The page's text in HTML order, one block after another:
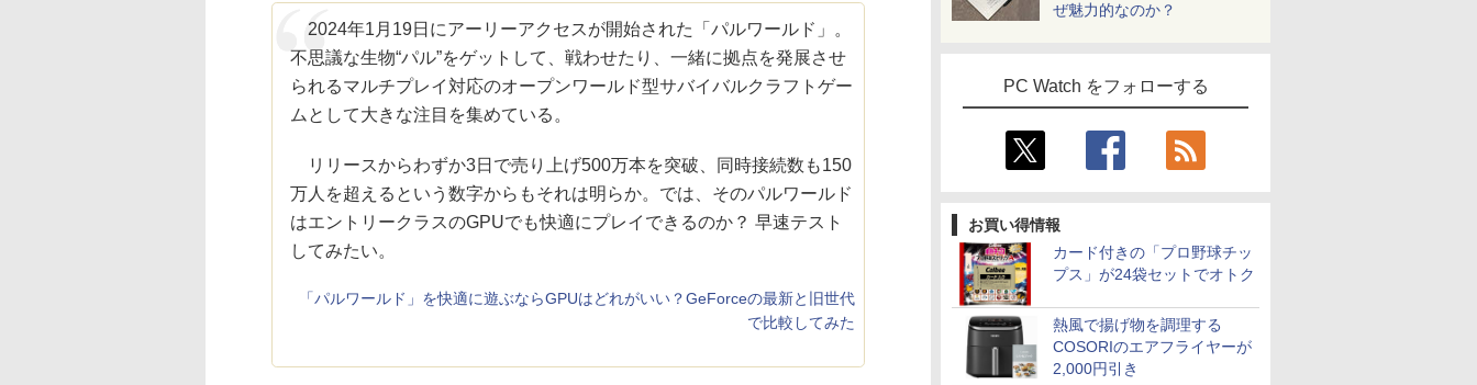
ぜ魅力的なのか？
PC Watch をフォローする
お買い得情報
カード付きの「プロ野球チッ
プス」が24袋セットでオトク
熱風で揚げ物を調理する
COSORIのエアフライヤーが
2,000円引き
2024年1月19日にアーリーアクセスが開始された「パルワールド」。
不思議な生物“パル”をゲットして、戦わせたり、一緒に拠点を発展させ
られるマルチプレイ対応のオープンワールド型サバイバルクラフトゲー
ムとして大きな注目を集めている。
リリースからわずか3日で売り上げ500万本を突破、同時接続数も150
万人を超えるという数字からもそれは明らか。では、そのパルワールド
はエントリークラスのGPUでも快適にプレイできるのか？ 早速テスト
してみたい。
「パルワールド」を快適に遊ぶならGPUはどれがいい？GeForceの最新と旧世代
で比較してみた